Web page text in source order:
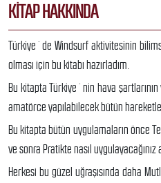
KITAP HAKKINDA
Türkiye`de Windsurf aktivitesinin
olması için bu kitabı hazırladım.
Bu kitapta Türkiye`nin hava
amatörce yapılabilecek bütün
Bu kitapta bütün uygulamaların önce
ve sonra Pratikte nasıl
Herkesi bu güzel uğraşısında daha